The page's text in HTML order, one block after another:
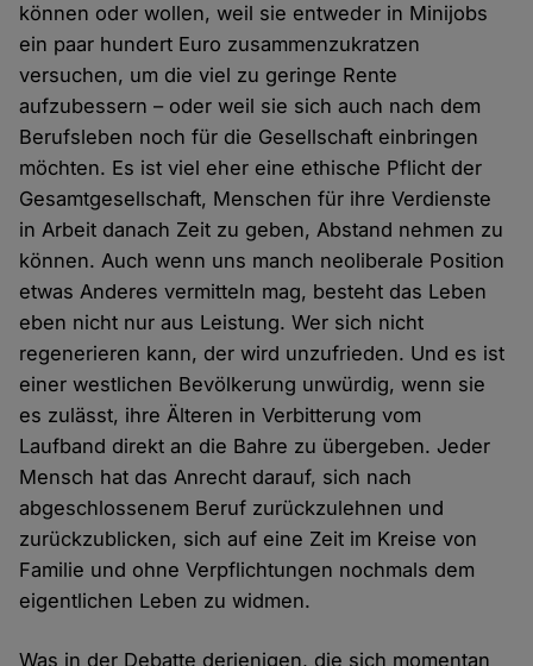
können oder wollen, weil sie entweder in Minijobs
ein paar hundert Euro zusammenzukratzen
versuchen, um die viel zu geringe Rente
aufzubessern – oder weil sie sich auch nach dem
Berufsleben noch für die Gesellschaft einbringen
möchten. Es ist viel eher eine ethische Pflicht der
Gesamtgesellschaft, Menschen für ihre Verdienste
in Arbeit danach Zeit zu geben, Abstand nehmen zu
können. Auch wenn uns manch neoliberale Position
etwas Anderes vermitteln mag, besteht das Leben
eben nicht nur aus Leistung. Wer sich nicht
regenerieren kann, der wird unzufrieden. Und es ist
einer westlichen Bevölkerung unwürdig, wenn sie
es zulässt, ihre Älteren in Verbitterung vom
Laufband direkt an die Bahre zu übergeben. Jeder
Mensch hat das Anrecht darauf, sich nach
abgeschlossenem Beruf zurückzulehnen und
zurückzublicken, sich auf eine Zeit im Kreise von
Familie und ohne Verpflichtungen nochmals dem
eigentlichen Leben zu widmen.
Was in der Debatte derjenigen, die sich momentan